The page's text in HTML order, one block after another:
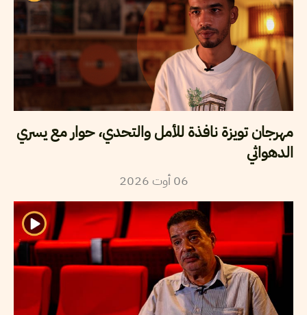
مهرجان تويزة نافذة للأمل والتحدي، حوار مع يسري
الدهواثي
06 أوت2026